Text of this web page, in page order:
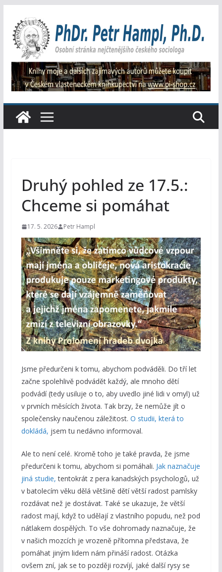
obsah
Druhý pohled ze 17.5.:
Chceme si pomáhat
17. 5. 2026 Petr Hampl
Jsme předurčeni k tomu, abychom podváděli. Do tří let
začne spolehlivě podvádět každý, ale mnoho dětí
podvádí (tedy usiluje o to, aby uvedlo jiné lidi v omyl) už
v prvních měsících života. Tak brzy, že nemůže jít o
společensky naučenou záležitost. O studii, která to
dokládá, jsem tu nedávno informoval.
Ale to není celé. Kromě toho je také pravda, že jsme
předurčeni k tomu, abychom si pomáhali. Jak naznačuje
jiná studie, tentokrát z pera kanadských psychologů, už
v batolecím věku dělá většině dětí větší radost pamlsky
rozdávat než je dostávat. Také se ukazuje, že větší
radost mají, když to udělají z vlastního popudu, než pod
nátlakem dospělých. To vše dohromady naznačuje, že
v našich mozcích je vrozeně přítomna představa, že
pomáhat jiným lidem nám přináší radost. Otázka
ovšem zní, jak se to později rozvíjí, jaké další rysy se